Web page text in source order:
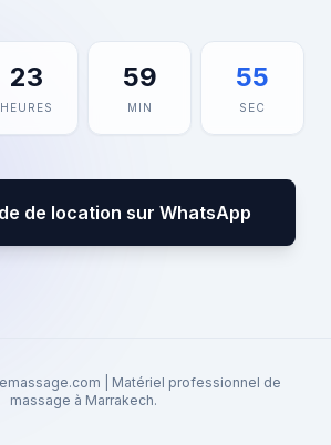
23
HEURES
59
MIN
55
SEC
de location sur WhatsApp
| Matériel professionnel de
massage à Marrakech.